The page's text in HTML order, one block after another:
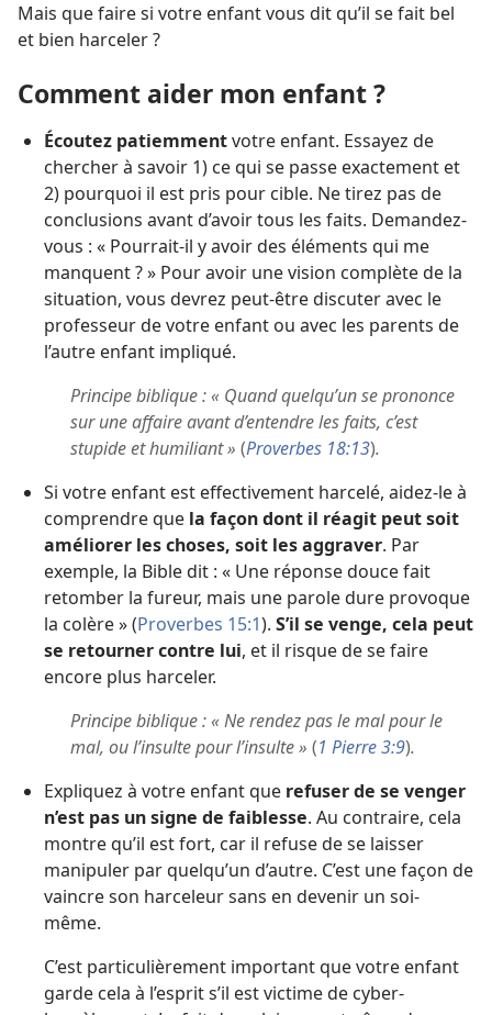
Mais que faire si votre enfant vous dit qu’il se fait bel
et bien harceler ?
Comment aider mon enfant ?
Écoutez patiemmentvotre enfant. Essayez de
chercher à savoir 1) ce qui se passe exactement et
2) pourquoi il est pris pour cible. Ne tirez pas de
conclusions avant d’avoir tous les faits. Demandez-
vous : « Pourrait-il y avoir des éléments qui me
manquent ? » Pour avoir une vision complète de la
situation, vous devrez peut-être discuter avec le
professeur de votre enfant ou avec les parents de
l’autre enfant impliqué.
Principe biblique : « Quand quelqu’un se prononce
sur une affaire avant d’entendre les faits, c’est
stupide et humiliant » (Proverbes 18:13).
Si votre enfant est effectivement harcelé, aidez-le à
comprendre que la façon dont il réagit peut soit
améliorer les choses, soit les aggraver. Par
exemple, la Bible dit : « Une réponse douce fait
retomber la fureur, mais une parole dure provoque
la colère » (Proverbes 15:1). S’il se venge, cela peut
se retourner contre lui, et il risque de se faire
encore plus harceler.
Principe biblique : « Ne rendez pas le mal pour le
mal, ou l’insulte pour l’insulte » (1 Pierre 3:9).
Expliquez à votre enfant que refuser de se venger
n’est pas un signe de faiblesse. Au contraire, cela
montre qu’il est fort, car il refuse de se laisser
manipuler par quelqu’un d’autre. C’est une façon de
vaincre son harceleur sans en devenir un soi-
même.
C’est particulièrement important que votre enfant
garde cela à l’esprit s’il est victime de cyber-